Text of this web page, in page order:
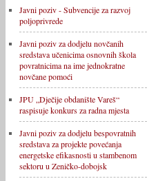
Javni poziv - Subvencije za razvoj
poljoprivrede
Javni poziv za dodjelu novčanih
sredstava učenicima osnovnih škola
povratnicima na ime jednokratne
novčane pomoći
JPU „Dječije obdanište Vareš“
raspisuje konkurs za radna mjesta
Javni poziv za dodjelu bespovratnih
sredstava za projekte povećanja
energetske efikasnosti u stambenom
sektoru u Zeničko-dobojsk